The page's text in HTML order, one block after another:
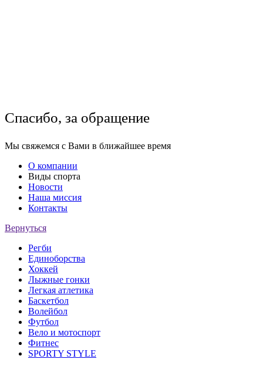
Спасибо, за обращение
Мы свяжемся с Вами в ближайшее время
О компании
Виды спорта
Новости
Наша миссия
Контакты
Вернуться
Регби
Единоборства
Хоккей
Лыжные гонки
Легкая атлетика
Баскетбол
Волейбол
Футбол
Вело и мотоспорт
Фитнес
SPORTY STYLE